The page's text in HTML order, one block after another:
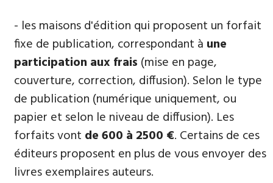
- les maisons d'édition qui proposent un forfait
fixe de publication, correspondant à une
participation aux frais (mise en page,
couverture, correction, diffusion). Selon le type
de publication (numérique uniquement, ou
papier et selon le niveau de diffusion). Les
forfaits vont de 600 à 2500 €. Certains de ces
éditeurs proposent en plus de vous envoyer des
livres exemplaires auteurs.